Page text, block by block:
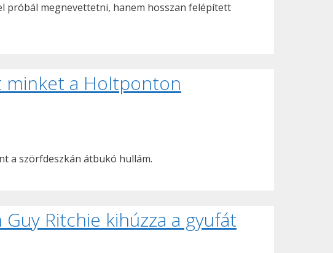
próbál megnevettetni, hanem hosszan felépített
minket a Holtponton
a szörfdeszkán átbukó hullám.
Ritchie kihúzza a gyufát